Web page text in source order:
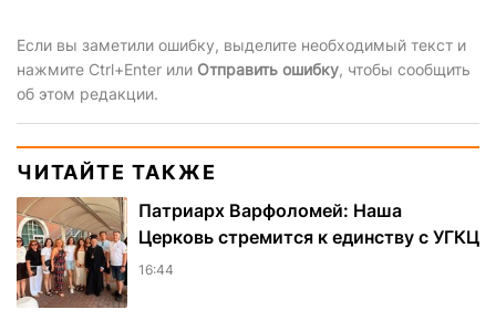
Если вы заметили ошибку, выделите необходимый текст и
нажмите Ctrl+Enter или Отправить ошибку, чтобы сообщить
об этом редакции.
ЧИТАЙТЕ ТАКЖЕ
Патриарх Варфоломей: Наша
Церковь стремится к единству с УГКЦ
16:44